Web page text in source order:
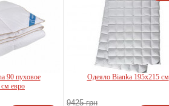
90 пуховое
евро
Одеяло Bianka 195x215 см
9425 грн